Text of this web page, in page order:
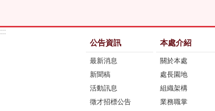
:::
公告資訊
最新消息
新聞稿
活動訊息
徵才招標公告
本處介紹
關於本處
處長園地
組織架構
業務職掌